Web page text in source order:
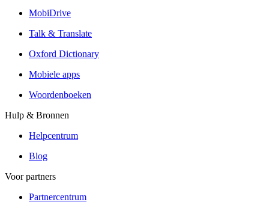
MobiDrive
Talk & Translate
Oxford Dictionary
Mobiele apps
Woordenboeken
Hulp & Bronnen
Helpcentrum
Blog
Voor partners
Partnercentrum